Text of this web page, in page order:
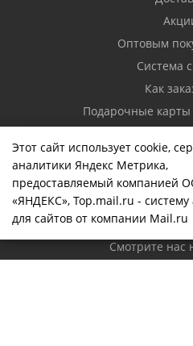
Оптовым
Система
Как
Подарочные
Вопрос-
Смотрите нас
Этот сайт использует cookie,
аналитики Яндекс Метрика,
предоставляемый компанией
«ЯНДЕКС», Top.mail.ru - систему
для сайтов от компании Mail.ru